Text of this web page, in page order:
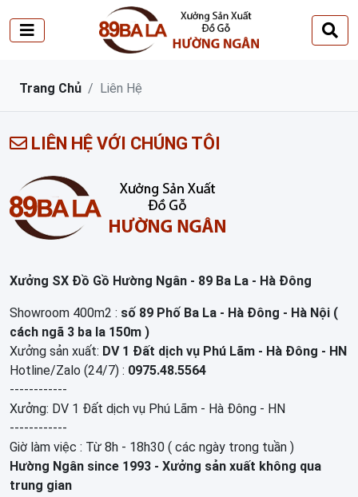
Trang Chủ Liên Hệ
LIÊN HỆ VỚI CHÚNG TÔI
Xưởng SX Đồ Gồ Hường Ngân - 89 Ba La - Hà Đông
Showroom 400m2 : số 89 Phố Ba La - Hà Đông - Hà Nội (
cách ngã 3 ba la 150m )
Xưởng sản xuất: DV 1 Đất dịch vụ Phú Lãm - Hà Đông - HN
Hotline/Zalo (24/7) : 0975.48.5564
------------
Xưởng: DV 1 Đất dịch vụ Phú Lãm - Hà Đông - HN
------------
Giờ làm việc : Từ 8h - 18h30 ( các ngày trong tuần )
Hường Ngân since 1993 - Xưởng sản xuất không qua
trung gian